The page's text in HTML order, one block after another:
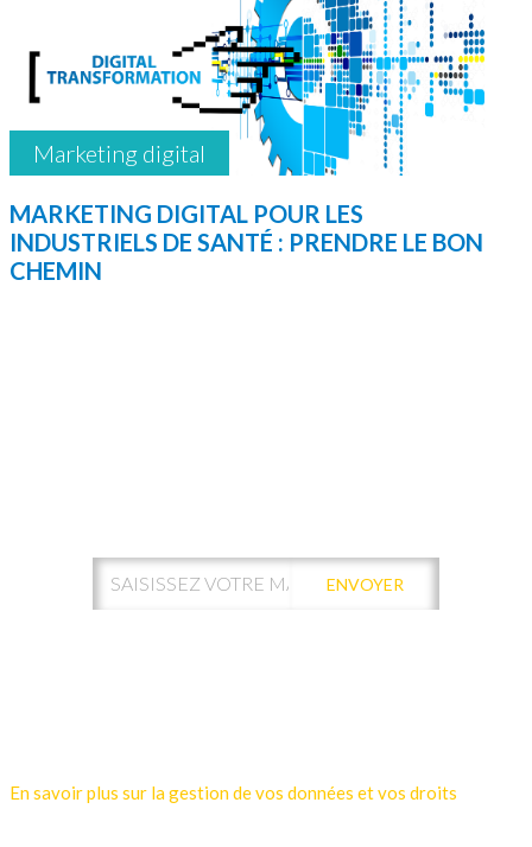
Marketing digital
MARKETING DIGITAL POUR LES
INDUSTRIELS DE SANTÉ : PRENDRE LE BON
CHEMIN
ENVOYER
En savoir plus sur la gestion de vos données et vos droits